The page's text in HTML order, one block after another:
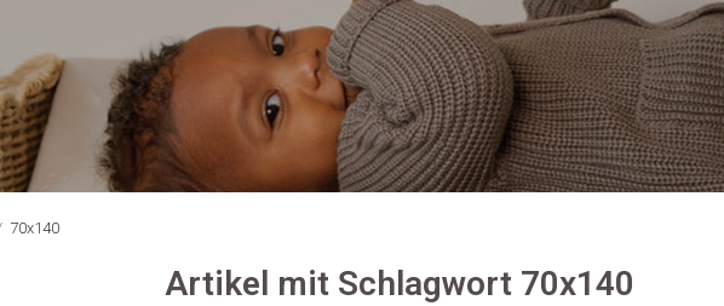
70x140
Artikel mit Schlagwort 70x140